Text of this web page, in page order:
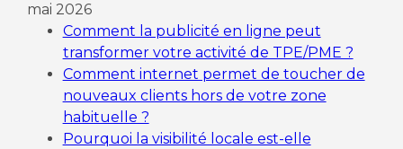
mai 2026
Comment la publicité en ligne peut
transformer votre activité de TPE/PME ?
Comment internet permet de toucher de
nouveaux clients hors de votre zone
habituelle ?
Pourquoi la visibilité locale est-elle